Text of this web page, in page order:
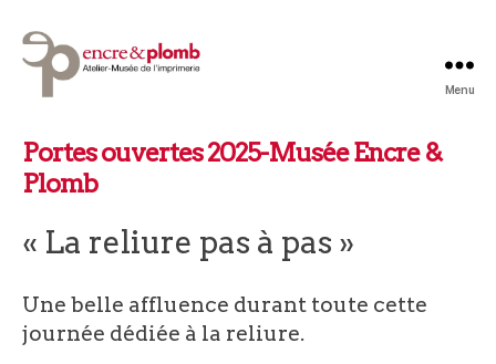
Encre
&
Menu
Portes ouvertes 2025-Musée Encre &
Plomb
« La reliure pas à pas »
Une belle affluence durant toute cette
journée dédiée à la reliure.